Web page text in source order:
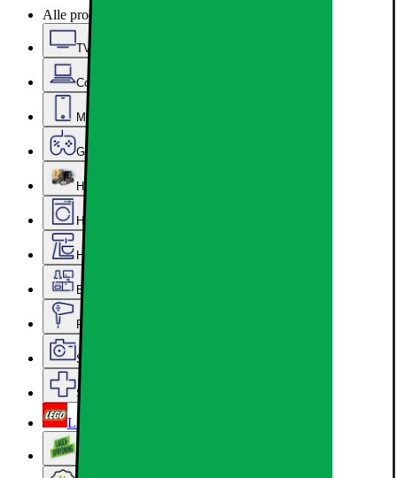
Alle produkter
TV, Lyd & Smart Home
Computer & Kontor
Mobil, Tablet & Smartwatch
Gaming
Hardware
Hvidevarer
Hjem, Rengøring & Køkkenudstyr
Epoq køkken & bryggers
Personlig pleje, Skønhed & Velvære
Sport, Fritid & Hobby
Services & tilbehør
LEGO
Lageroprydning